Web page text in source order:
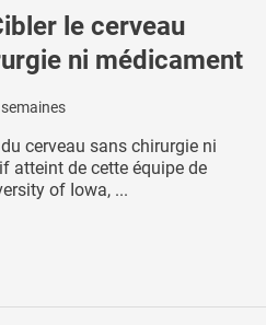
le cerveau
ni médicament
cerveau sans chirurgie ni
atteint de cette équipe de
of Iowa, ...